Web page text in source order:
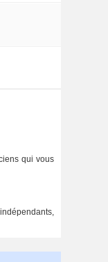
qui vous